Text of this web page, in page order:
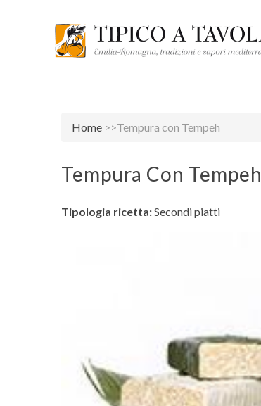
Home >>Tempura con Tempeh
Tempura Con Tempeh
Tipologia ricetta:Secondi piatti